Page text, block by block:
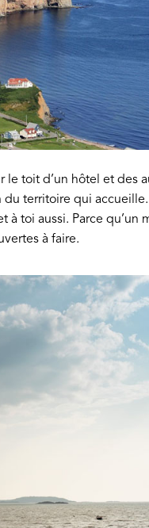
le toit d’un hôtel et des
territoire qui
toi aussi. Parce qu’un
à faire.